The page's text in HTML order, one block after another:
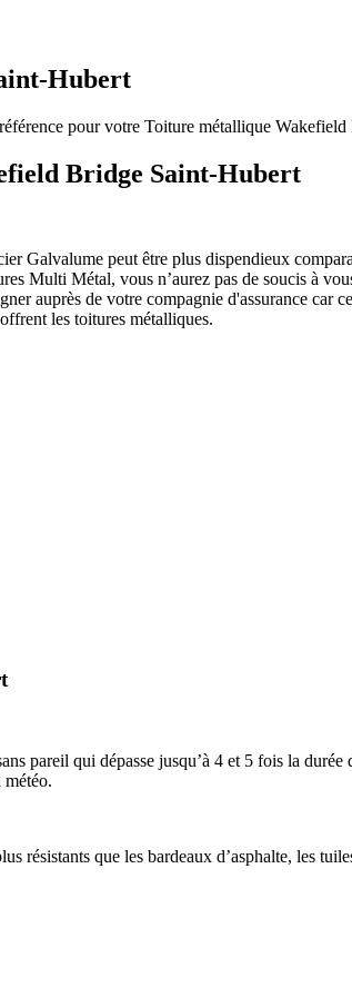
Hubert
pour votre Toiture métallique
Bridge Saint-Hubert
Galvalume peut être plus dispendieux
Multi Métal, vous n’aurez pas de soucis à
auprès de votre compagnie d'assurance
les toitures métalliques.
pareil qui dépasse jusqu’à 4 et 5 fois la
météo.
résistants que les bardeaux d’asphalte, les